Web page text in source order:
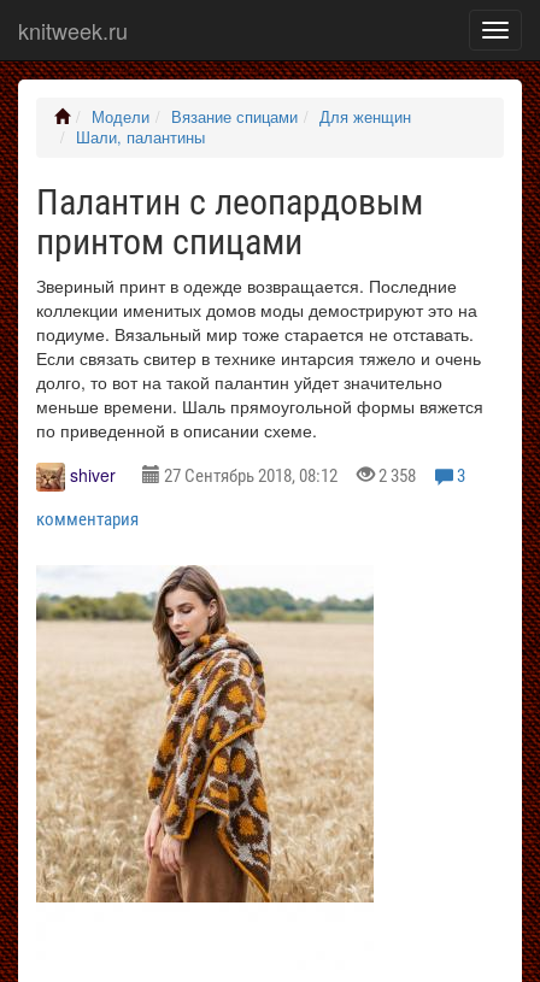
меню
knitweek.ru
Модели Вязание спицами
Для женщин
Шали, палантины
Палантин с леопардовым
принтом спицами
Звериный принт в одежде возвращается. Последние
коллекции именитых домов моды демострируют это на
подиуме. Вязальный мир тоже старается не отставать.
Если связать свитер в технике интарсия тяжело и очень
долго, то вот на такой палантин уйдет значительно
меньше времени. Шаль прямоугольной формы вяжется
по приведенной в описании схеме.
shiver
27 Сентябрь 2018, 08:12 2 358
3
комментария